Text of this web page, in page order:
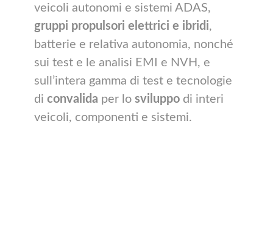
veicoli autonomi e sistemi ADAS,
gruppi propulsori elettrici e ibridi,
batterie e relativa autonomia, nonché
sui test e le analisi EMI e NVH, e
sull’intera gamma di test e tecnologie
di convalida per lo sviluppodi interi
veicoli, componenti e sistemi.